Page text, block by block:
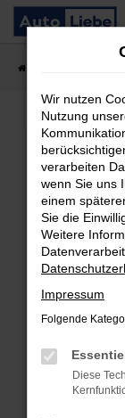
Zum
Hauptinhalt
Fehler:
Beim Laden
Hier sind ein
Überprüfe
Laden
Prüfe
das
oder in
Wir nutzen
Nutzung
verarbeiten
wenn Sie uns
einem
Sie die
Weitere
Impressum
Folgende
Diese